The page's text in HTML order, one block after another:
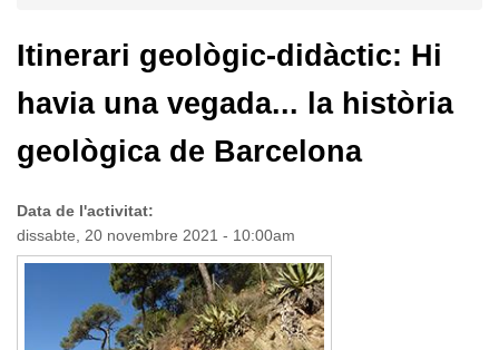
Itinerari geològic-didàctic: Hi
havia una vegada... la història
geològica de Barcelona
Data de l'activitat:
dissabte, 20 novembre 2021 - 10:00am